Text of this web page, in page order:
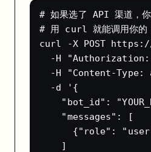
# 如果选了 API 渠道，
# 用 curl 就能调用你
curl -X POST
-H
-H "Content-Type:
  -d '{
"bot_id":
    "messages": [
{"role":
    ]